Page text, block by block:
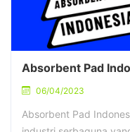
Absorbent Pad
06/04/2023
Absorbent Pad